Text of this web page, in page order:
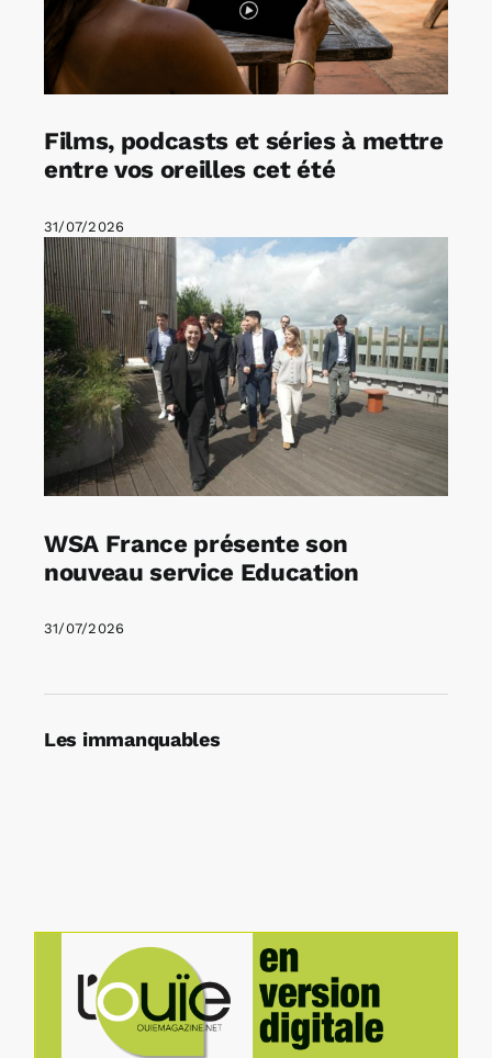
Films, podcasts et séries à mettre
entre vos oreilles cet été
31/07/2026
WSA France présente son
nouveau service Education
31/07/2026
Les immanquables